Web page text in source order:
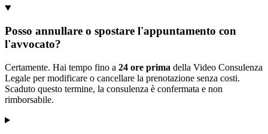
Posso annullare o spostare l'appuntamento con
l'avvocato?
Certamente. Hai tempo fino a 24 ore prima della Video Consulenza
Legale per modificare o cancellare la prenotazione senza costi.
Scaduto questo termine, la consulenza è confermata e non
rimborsabile.